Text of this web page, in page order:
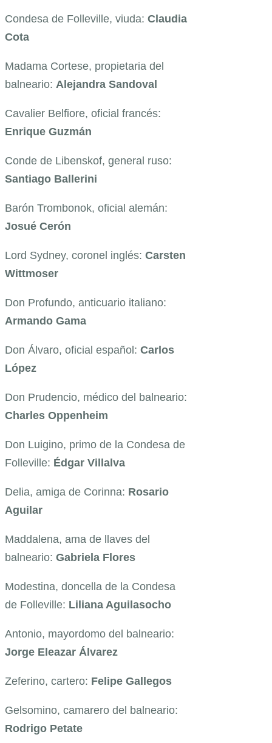
Condesa de Folleville, viuda: Claudia
Cota
Madama Cortese, propietaria del
balneario: Alejandra Sandoval
Cavalier Belfiore, oficial francés:
Enrique Guzmán
Conde de Libenskof, general ruso:
Santiago Ballerini
Barón Trombonok, oficial alemán:
Josué Cerón
Lord Sydney, coronel inglés: Carsten
Wittmoser
Don Profundo, anticuario italiano:
Armando Gama
Don Álvaro, oficial español: Carlos
López
Don Prudencio, médico del balneario:
Charles Oppenheim
Don Luigino, primo de la Condesa de
Folleville: Édgar Villalva
Delia, amiga de Corinna: Rosario
Aguilar
Maddalena, ama de llaves del
balneario: Gabriela Flores
Modestina, doncella de la Condesa
de Folleville: Liliana Aguilasocho
Antonio, mayordomo del balneario:
Jorge Eleazar Álvarez
Zeferino, cartero: Felipe Gallegos
Gelsomino, camarero del balneario:
Rodrigo Petate